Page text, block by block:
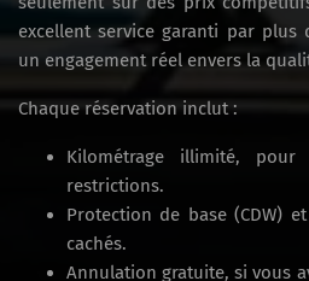
excellent service garanti par plus
un engagement réel envers la
Chaque réservation inclut :
Kilométrage illimité, pour
restrictions.
Protection de base (CDW)
cachés.
Annulation gratuite, si vous